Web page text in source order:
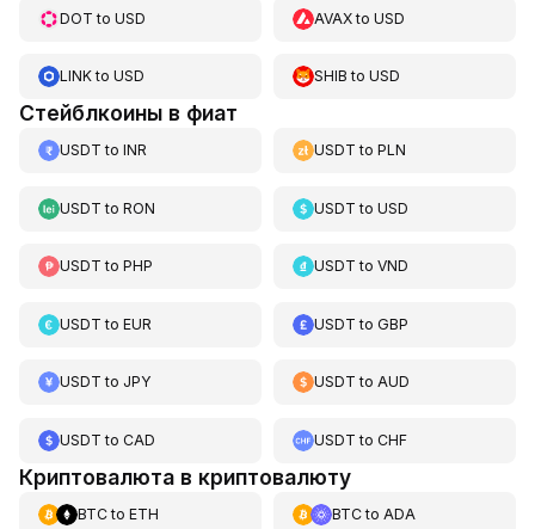
DOT to USD AVAXtoUSD
LINKto USD SHIB toUSD
Стейблкоины в фиат
USDT to INR USDT toPLN
USDT to RON USDT toUSD
USDT to PHP USDT toVND
USDT to EUR USDT toGBP
USDT to JPY USDT toAUD
USDT to CAD USDT toCHF
Криптовалюта в криптовалюту
BTCto ETH BTCto ADA